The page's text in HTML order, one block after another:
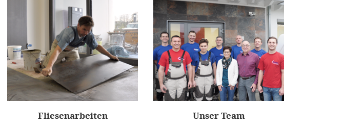
Fliesenarbeiten Unser Team